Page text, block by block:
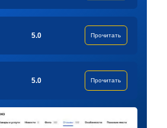
5.0 Прочитать
5.0 Прочитать